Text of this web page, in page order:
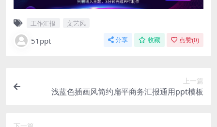
工作汇报 文艺风
51ppt 分享 收藏 点赞(0)
上一篇
浅蓝色插画风简约扁平商务汇报通用ppt模板